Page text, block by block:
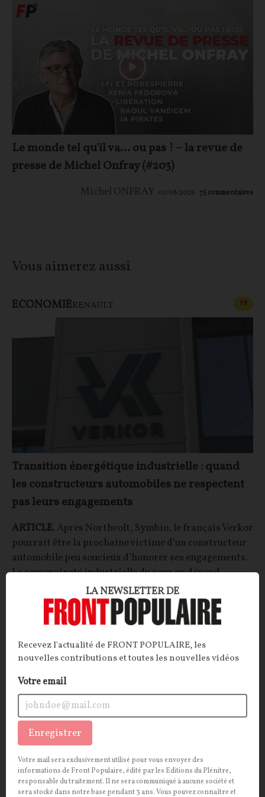
Le monde tel qu'il va… ou pas ! – la revue de
presse de Michel Onfray (#203)
Michel ONFRAY 01/08/2026 75 commentaires
Vous aimerez aussi
ECONOMIERENAULT FP
Transition énergétique industrielle : quand
les constructeurs automobiles ne respectent
pas leurs engagements
ARTICLE. Après Northvolt, Symbio, le français Verkor
pourrait être la prochaine victime d’un constructeur
automobile peu soucieux d’honorer ses engagements.
La souveraineté industrielle du pays en dépend
La Rédaction
28/05/2026 8commentaires
INTERNATIONALUNION EUROPÉENNE
LA NEWSLETTER DE
Recevez l'actualité de FRONT POPULAIRE, les
nouvelles contributions et toutes les nouvelles vidéos
Votre email
Enregistrer
Votre mail sera exclusivement utilisé pour vous envoyer des
informations de Front Populaire, édité par les Editions du Plénitre,
responsable du traitement. Il ne sera communiqué à aucune société et
sera stocké dans notre base pendant 3 ans. Vous pouvez connaître et